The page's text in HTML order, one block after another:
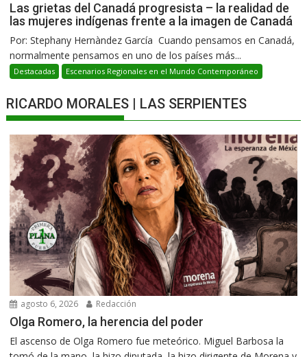
Las grietas del Canadá progresista – la realidad de
las mujeres indígenas frente a la imagen de Canadá
Por: Stephany Hernàndez García Cuando pensamos en Canadá,
normalmente pensamos en uno de los países más...
Destacadas Escenarios Regionales en el Mundo Contemporáneo
RICARDO MORALES | LAS SERPIENTES
agosto 6, 2026 Redacción
Olga Romero, la herencia del poder
El ascenso de Olga Romero fue meteórico. Miguel Barbosa la